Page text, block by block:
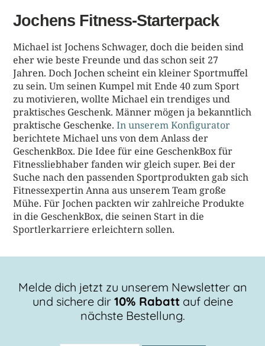
Jochens Fitness-Starterpack
Michael ist Jochens Schwager, doch die beiden sind
eher wie beste Freunde und das schon seit 27
Jahren. Doch Jochen scheint ein kleiner Sportmuffel
zu sein. Um seinen Kumpel mit Ende 40 zum Sport
zu motivieren, wollte Michael ein trendiges und
praktisches Geschenk. Männer mögen ja bekanntlich
praktische Geschenke.In unserem Konfigurator
berichtete Michael uns von dem Anlass der
GeschenkBox. Die Idee für eine GeschenkBox für
Fitnessliebhaber fanden wir gleich super. Bei der
Suche nach den passenden Sportprodukten gab sich
Fitnessexpertin Anna aus unserem Team große
Mühe. Für Jochen packten wir zahlreiche Produkte
in die GeschenkBox, die seinen Start in die
Sportlerkarriere erleichtern sollen.
Melde dich jetzt zu unserem Newsletter an
und sichere dir 10% Rabattauf deine
nächste Bestellung.